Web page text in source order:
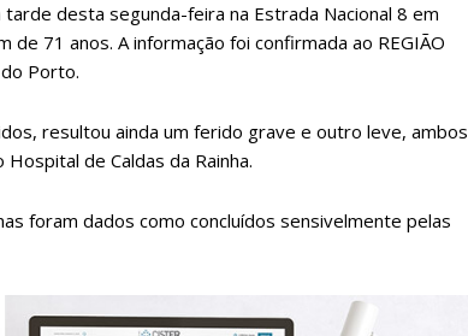
desta segunda-feira na Estrada Nacional 8 em
71 anos. A informação foi confirmada ao REGIÃO
Porto.
resultou ainda um ferido grave e outro leve, ambos
de Caldas da Rainha.
foram dados como concluídos sensivelmente pelas